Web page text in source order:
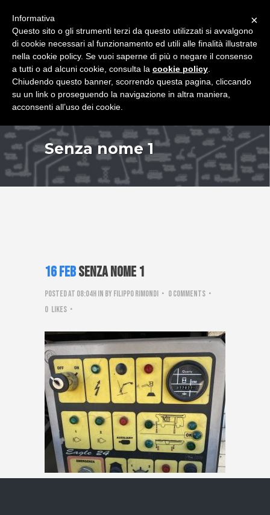
Senza nome 1
16 FebSenza nome 1
Posted at 08:04hin by Filippo Rimondi
0 Comments
0 Likes
×
Informativa
Questo sito o gli strumenti terzi da questo utilizzati si avvalgono
di cookie necessari al funzionamento ed utili alle finalità illustrate
nella cookie policy. Se vuoi saperne di più o negare il consenso
a tutti o ad alcuni cookie, consulta la cookie policy
Chiudendo questo banner, scorrendo questa pagina, cliccando
su un link o proseguendo la navigazione in altra maniera,
acconsenti all’uso dei cookie.